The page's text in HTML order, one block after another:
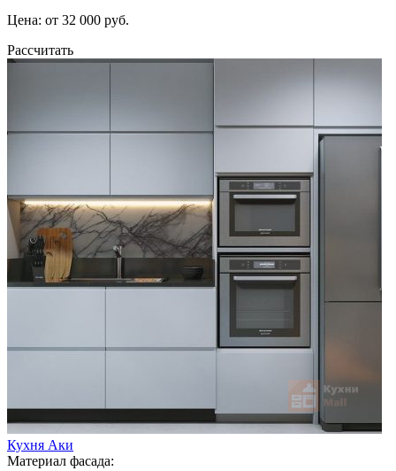
Цена: от 32 000 руб.
Рассчитать
Кухня Аки
Материал фасада: